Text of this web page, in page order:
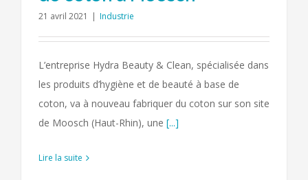
21 avril 2021 | Industrie
L’entreprise Hydra Beauty & Clean, spécialisée dans
les produits d’hygiène et de beauté à base de
coton, va à nouveau fabriquer du coton sur son site
de Moosch (Haut-Rhin), une [...]
Lire la suite